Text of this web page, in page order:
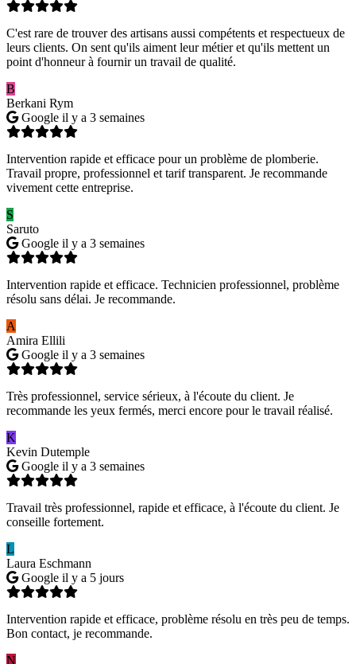
C'est rare de trouver des artisans aussi compétents et respectueux de
leurs clients. On sent qu'ils aiment leur métier et qu'ils mettent un
point d'honneur à fournir un travail de qualité.
B
Berkani Rym
Google il y a 3 semaines
Intervention rapide et efficace pour un problème de plomberie.
Travail propre, professionnel et tarif transparent. Je recommande
vivement cette entreprise.
S
Saruto
Google il y a 3 semaines
Intervention rapide et efficace. Technicien professionnel, problème
résolu sans délai. Je recommande.
A
Amira Ellili
Google il y a 3 semaines
Très professionnel, service sérieux, à l'écoute du client. Je
recommande les yeux fermés, merci encore pour le travail réalisé.
K
Kevin Dutemple
Google il y a 3 semaines
Travail très professionnel, rapide et efficace, à l'écoute du client. Je
conseille fortement.
L
Laura Eschmann
Google il y a 5 jours
Intervention rapide et efficace, problème résolu en très peu de temps.
Bon contact, je recommande.
N